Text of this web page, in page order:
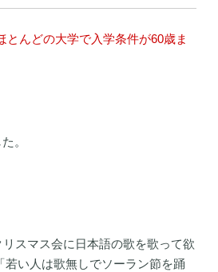
んどの大学で入学条件が60歳ま
。
スマス会に日本語の歌を歌って欲
い人は歌無しでソーラン節を踊